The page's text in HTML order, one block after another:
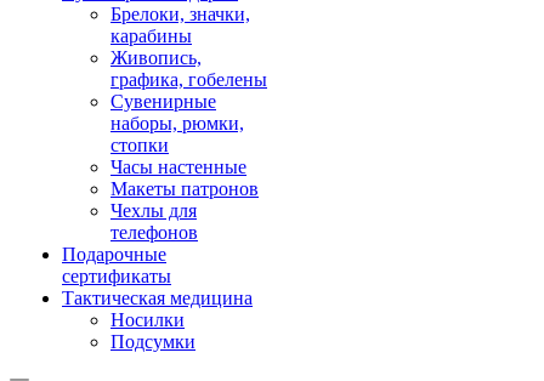
Брелоки, значки,
карабины
Живопись,
графика, гобелены
Сувенирные
наборы, рюмки,
стопки
Часы настенные
Макеты патронов
Чехлы для
телефонов
Подарочные
сертификаты
Тактическая медицина
Носилки
Подсумки